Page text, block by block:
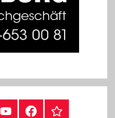
YouTubeFacebookTikTok